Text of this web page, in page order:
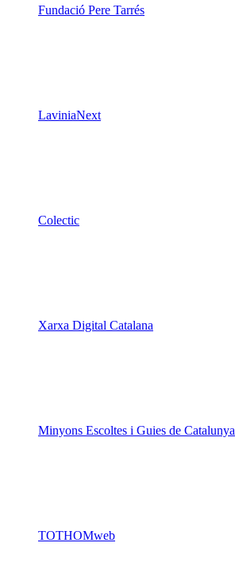
Fundació Pere Tarrés
LaviniaNext
Colectic
Xarxa Digital Catalana
Minyons Escoltes i Guies de Catalunya
TOTHOMweb